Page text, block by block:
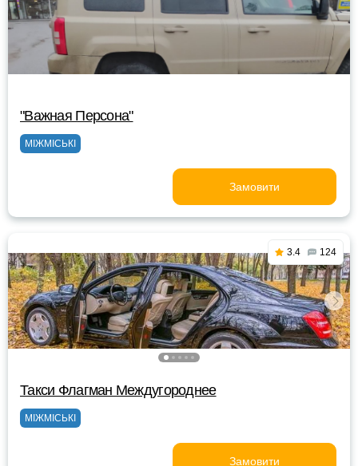
"Важная Персона"
МІЖМІСЬКІ
Замовити
3.4 124
Такси Флагман Междугороднее
МІЖМІСЬКІ
Замовити